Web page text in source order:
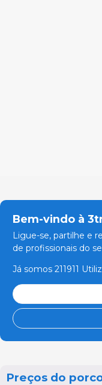
Bem-vindo à
Ligue-se, partilhe e
de profissionais do
Já somos 211911
Preços do